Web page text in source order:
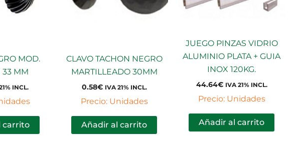
MOD.
33 MM
INCL.
carrito
CLAVO TACHON NEGRO
MARTILLEADO 30MM
0.58€ IVA 21% INCL.
Precio: Unidades
Añadir al carrito
JUEGO PINZAS VIDRIO
ALUMINIO PLATA + GUIA
INOX 120KG.
44.64€ IVA 21% INCL.
Precio: Unidades
Añadir al carrito